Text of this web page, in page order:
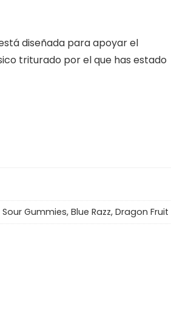
diseñada para apoyar el
triturado por el que has estado
Gummies, Blue Razz, Dragon Fruit